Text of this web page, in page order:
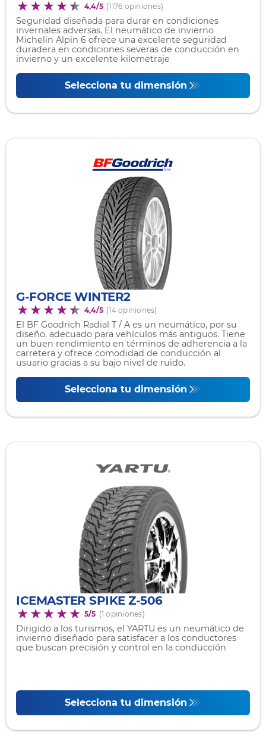
4,4/5 (1176 opiniones)
Seguridad diseñada para durar en condiciones
invernales adversas. El neumático de invierno
Michelin Alpin 6 ofrece una excelente seguridad
duradera en condiciones severas de conducción en
invierno y un excelente kilometraje
Selecciona tu dimensión
G-FORCE WINTER2
4,4/5 (14 opiniones)
El BF Goodrich Radial T / A es un neumático, por su
diseño, adecuado para vehículos más antiguos. Tiene
un buen rendimiento en términos de adherencia a la
carretera y ofrece comodidad de conducción al
usuario gracias a su bajo nivel de ruido.
Selecciona tu dimensión
ICEMASTER SPIKE Z-506
5/5 (1 opiniones)
Dirigido a los turismos, el YARTU es un neumático de
invierno diseñado para satisfacer a los conductores
que buscan precisión y control en la conducción
Selecciona tu dimensión